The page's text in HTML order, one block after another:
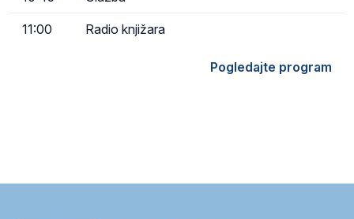
11:00 Radio knjižara
Pogledajte program